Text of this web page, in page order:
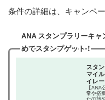
条件の詳細は、キャンペ
ANA スタンプラリーキャ
めてスタンプゲット！
スタ
マイ
イレ
【
常や搭
たの旅